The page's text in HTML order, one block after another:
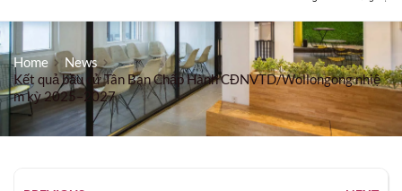
Home
News
Kết quả bầu cử Tân Ban Chấp Hành CĐNVTD/Wollongong nhiệ
m kỳ 2025–2027